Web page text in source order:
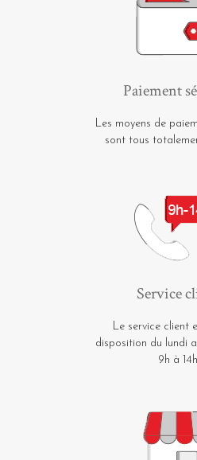
Paiement
Les moyens de
sont tous
Service
Le service client
disposition du lundi
9h à 14h